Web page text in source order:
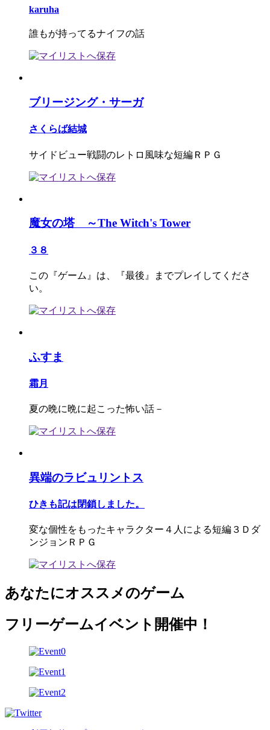
karuha
誰もが持ってるナイフの話
ブリージング・サーガ
さくらば結城
サイドビュー戦闘のレトロ風味な短編ＲＰＧ
魔女の塔 ～The Witch's Tower
３８
この『ゲーム』は、『最後』までプレイしてくださ
い。
ふすま
霜月
夏の晩に晩に起こった怖い話－
異端のラビュリントス
ひきも記は閉鎖しました。
変な個性をもったキャラクター４人による短編３Ｄダ
ンジョンＲＰＧ
あなたにオススメのゲーム
フリーゲームイベント開催中！